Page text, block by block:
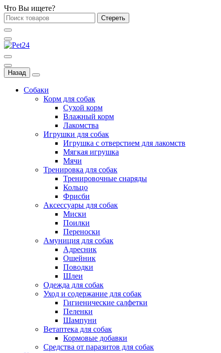
Что Вы ищете?
Стереть
Назад
Собаки
Корм для собак
Сухой корм
Влажный корм
Лакомства
Игрушки для собак
Игрушка с отверстием для лакомств
Мягкая игрушка
Мячи
Тренировка для собак
Тренировочные снаряды
Кольцо
Фрисби
Аксессуары для собак
Миски
Поилки
Переноски
Амуниция для собак
Адресник
Ошейник
Поводки
Шлеи
Одежда для собак
Уход и содержание для собак
Гигиенические салфетки
Пеленки
Шампуни
Ветаптека для собак
Кормовые добавки
Средства от паразитов для собак